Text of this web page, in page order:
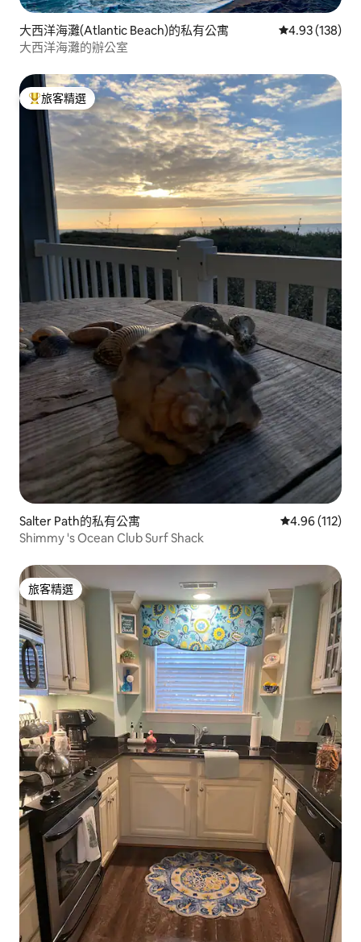
大西洋海灘(Atlantic Beach)的私有公寓 從 138 則評價
4.93 (138)
大西洋海灘的辦公室
旅客精選榜首
旅客精選
Salter Path的私有公寓 從 112 則評價
4.96 (112)
Shimmy 's Ocean Club Surf Shack
旅客精選
旅客精選